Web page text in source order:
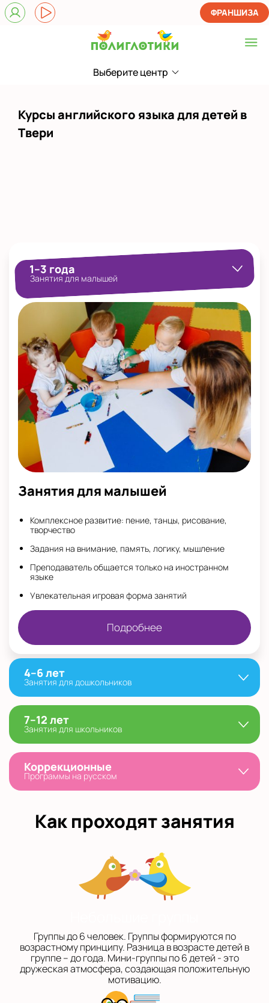
Выберите центр
Выберите центр
Показать на карте
ФРАНШИЗА
Курсы английского языка для детей в
Твери
1–3 года
Занятия для малышей
Занятия для малышей
Комплексное развитие: пение, танцы, рисование,
творчество
Задания на внимание, память, логику, мышление
Преподаватель общается только на иностранном
языке
Увлекательная игровая форма занятий
Подробнее
4–6 лет
Занятия для дошкольников
7–12 лет
Занятия для школьников
Коррекционные
Программы на русском
Как проходят занятия
Группы до 6 человек. Группы формируются по
возрастному принципу. Разница в возрасте детей в
группе – до года. Мини-группы по 6 детей - это
дружеская атмосфера, создающая положительную
мотивацию.